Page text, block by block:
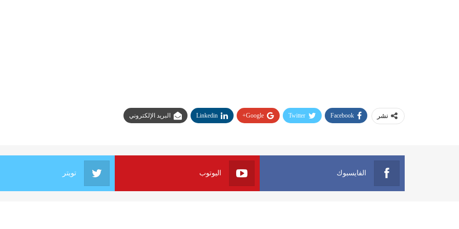
نشر Facebook
Twitter
Google+
Linkedin البريد الإلكتروني
الفايسبوك اليوتوب تويتر